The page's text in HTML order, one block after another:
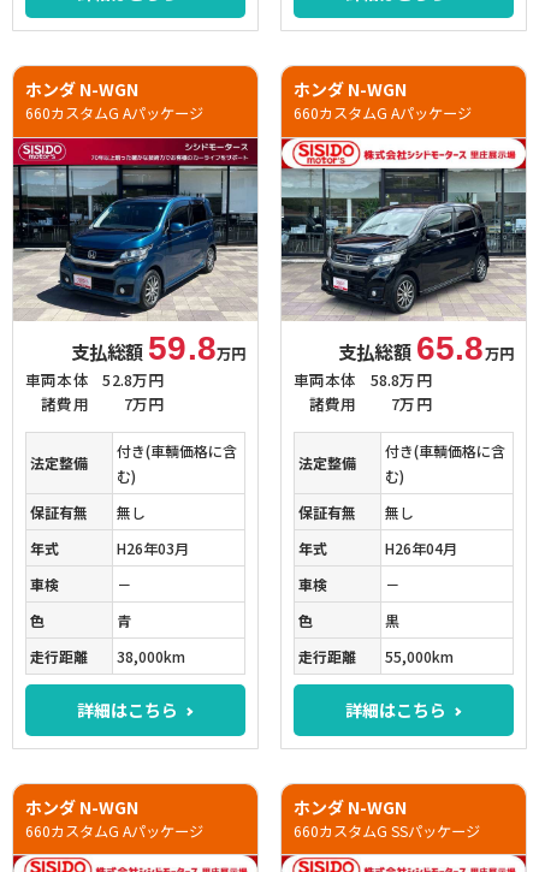
ホンダ N-WGN
660カスタムG Aパッケージ
支払総額 59.8万円
車両本体
52.8万円
諸費用
7万円
法定整備
付き(車輌価格に含
む)
保証有無
無し
年式
H26年03月
車検
－
色
青
走行距離
38,000km
詳細はこちら
ホンダ N-WGN
660カスタムG Aパッケージ
支払総額 65.8万円
車両本体
58.8万円
諸費用
7万円
法定整備
付き(車輌価格に含
む)
保証有無
無し
年式
H26年04月
車検
－
色
黒
走行距離
55,000km
詳細はこちら
ホンダ N-WGN
660カスタムG Aパッケージ
ホンダ N-WGN
660カスタムG SSパッケージ